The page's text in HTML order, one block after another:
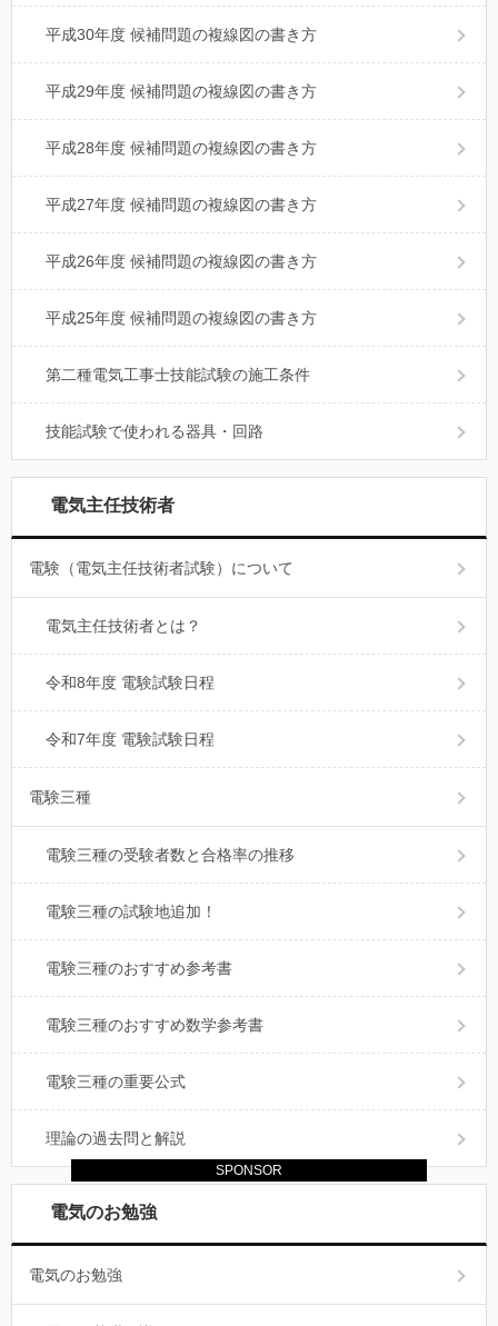
SPONSOR
平成30年度 候補問題の複線図の書き方
平成29年度 候補問題の複線図の書き方
平成28年度 候補問題の複線図の書き方
平成27年度 候補問題の複線図の書き方
平成26年度 候補問題の複線図の書き方
平成25年度 候補問題の複線図の書き方
第二種電気工事士技能試験の施工条件
技能試験で使われる器具・回路
電気主任技術者
電験（電気主任技術者試験）について
電気主任技術者とは？
令和8年度 電験試験日程
令和7年度 電験試験日程
電験三種
電験三種の受験者数と合格率の推移
電験三種の試験地追加！
電験三種のおすすめ参考書
電験三種のおすすめ数学参考書
電験三種の重要公式
理論の過去問と解説
電気のお勉強
電気のお勉強